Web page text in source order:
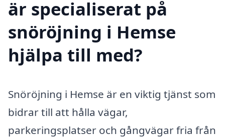
är specialiserat på
snöröjning i Hemse
hjälpa till med?
Snöröjning i Hemse är en viktig tjänst som
bidrar till att hålla vägar,
parkeringsplatser och gångvägar fria från